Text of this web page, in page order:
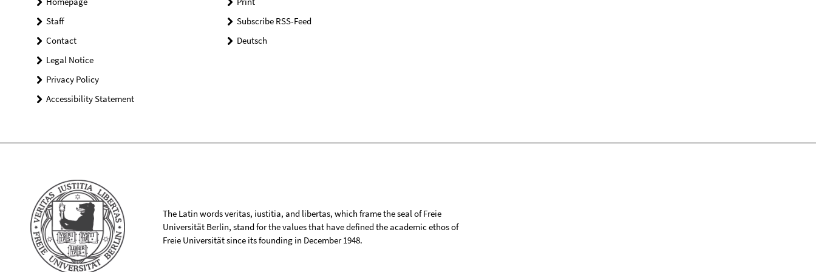
Staff
Contact
Legal Notice
Privacy Policy
Accessibility Statement
Subscribe RSS-Feed
Deutsch
The Latin words veritas, iustitia, and libertas, which frame the seal of Freie
Universität Berlin, stand for the values that have defined the academic ethos of
Freie Universität since its founding in December 1948.